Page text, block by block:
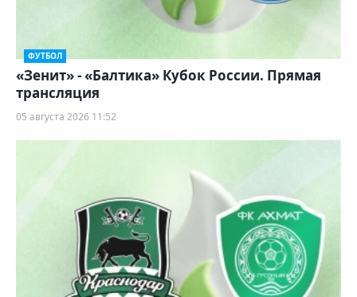
ФУТБОЛ
«Зенит» - «Балтика» Кубок России. Прямая
трансляция
05 августа 2026 11:52